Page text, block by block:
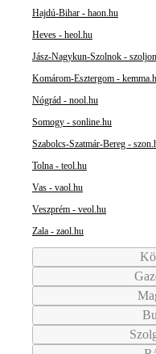
Hajdú-Bihar - haon.hu
Heves - heol.hu
Jász-Nagykun-Szolnok -
Komárom-Esztergom -
Nógrád - nool.hu
Somogy - sonline.hu
Szabolcs-Szatmár-Bereg -
Tolna - teol.hu
Vas - vaol.hu
Veszprém - veol.hu
Zala - zaol.hu